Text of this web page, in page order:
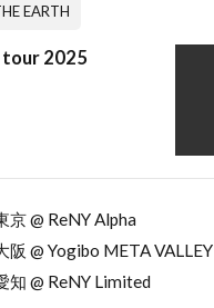
EARTH
tour 2025
@ ReNY Alpha
@ Yogibo META VALLEY
@ ReNY Limited